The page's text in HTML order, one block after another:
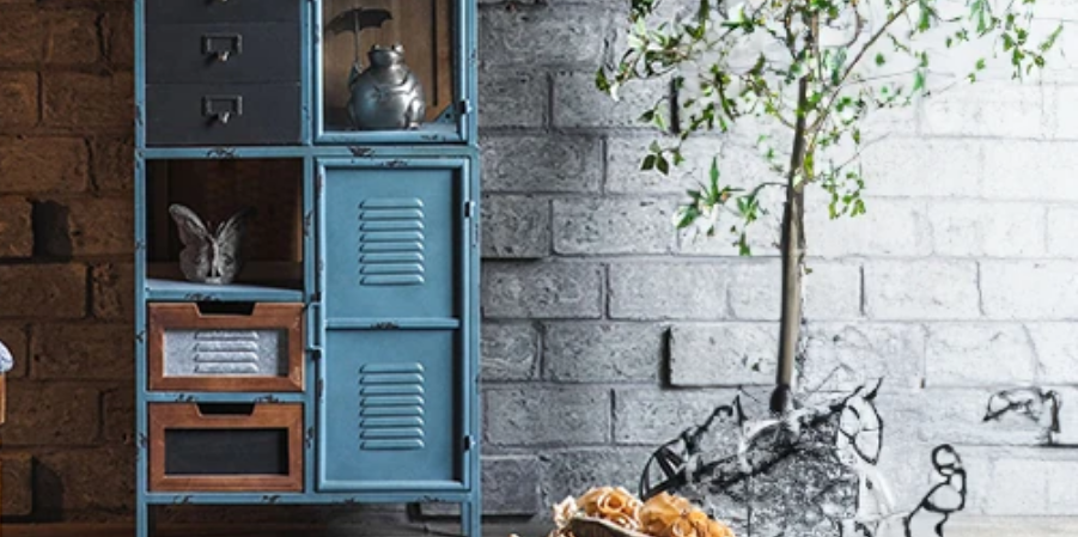
材とアイアンのヴィンテージ調キャビネッ
垢材とアイアンのヴィンテージ調キャビネ
垢材とアイアンのヴィンテージ調キャビネ
クス/無垢材とアイアンのヴィンテージ調
/無垢材とアイアンのヴィンテージ調キャ